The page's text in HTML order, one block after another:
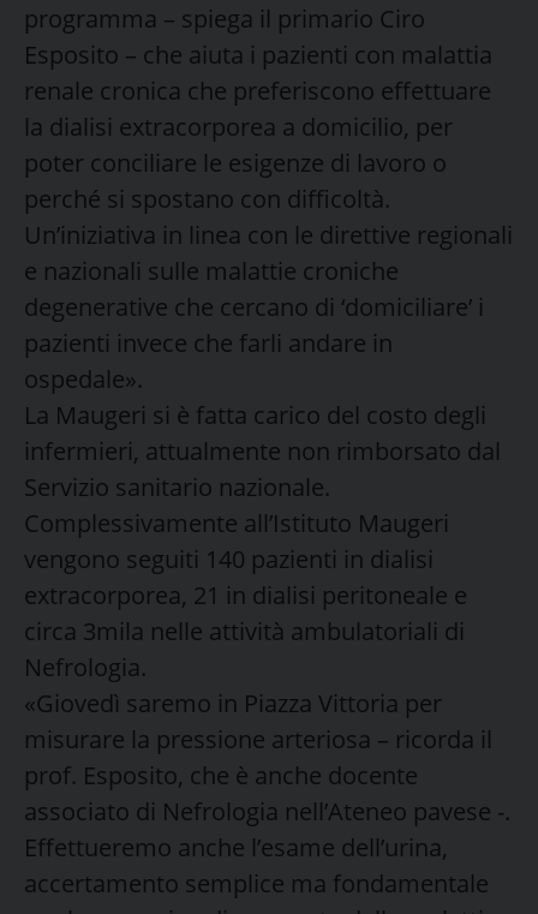
programma – spiega il primario Ciro
Esposito – che aiuta i pazienti con malattia
renale cronica che preferiscono effettuare
la dialisi extracorporea a domicilio, per
poter conciliare le esigenze di lavoro o
perché si spostano con difficoltà.
Un’iniziativa in linea con le direttive regionali
e nazionali sulle malattie croniche
degenerative che cercano di ‘domiciliare’ i
pazienti invece che farli andare in
ospedale».
La Maugeri si è fatta carico del costo degli
infermieri, attualmente non rimborsato dal
Servizio sanitario nazionale.
Complessivamente all’Istituto Maugeri
vengono seguiti 140 pazienti in dialisi
extracorporea, 21 in dialisi peritoneale e
circa 3mila nelle attività ambulatoriali di
Nefrologia.
«Giovedì saremo in Piazza Vittoria per
misurare la pressione arteriosa – ricorda il
prof. Esposito, che è anche docente
associato di Nefrologia nell’Ateneo pavese -.
Effettueremo anche l’esame dell’urina,
accertamento semplice ma fondamentale